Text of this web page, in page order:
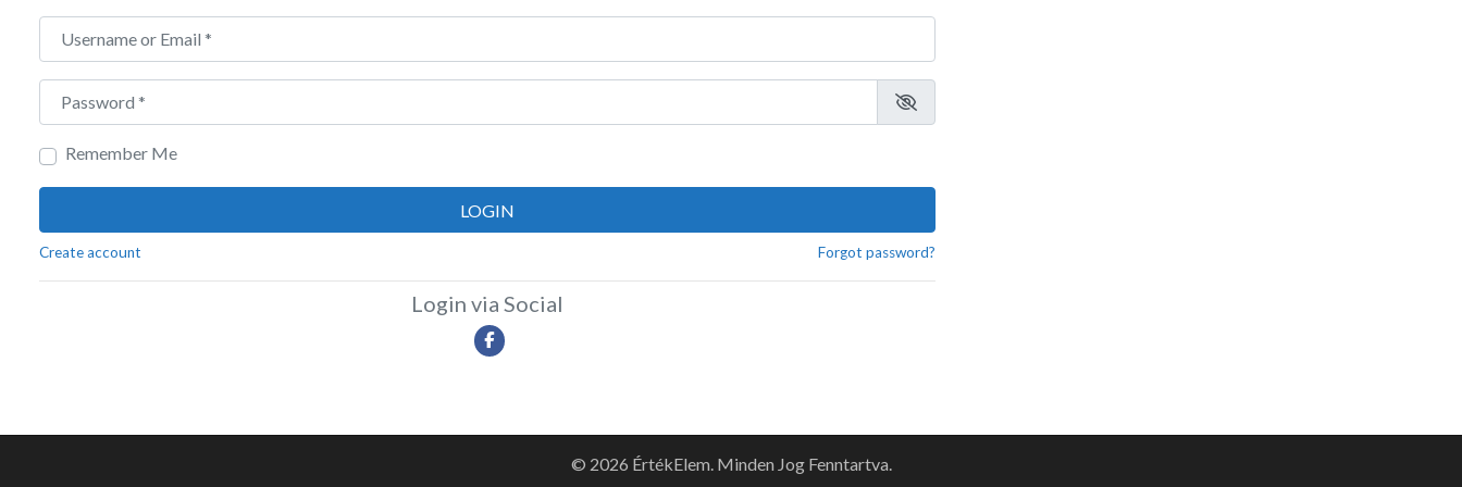
Username or Email
Password
Remember Me
LOGIN
Create account Forgot password?
Login via Social
© 2026 ÉrtékElem. Minden Jog Fenntartva.